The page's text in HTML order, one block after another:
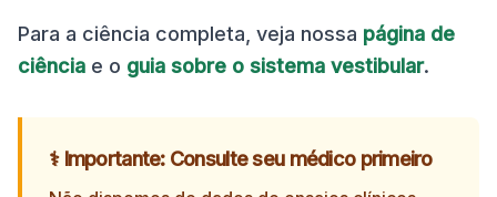
Para a ciência completa, veja nossa página de
ciência e o guia sobre o sistema vestibular.
⚕️ Importante: Consulte seu médico primeiro